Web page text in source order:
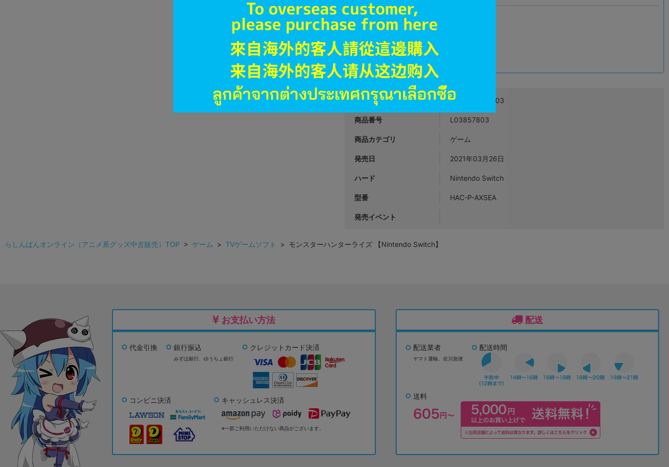
新入荷 状態 : A
大阪日本橋店
在庫あり 1,290円 税込
JANコード 4976219115803
商品番号 L03857803
商品カテゴリ ゲーム
発売日 2021年03月26日
ハード Nintendo Switch
型番 HAC-P-AXSEA
発売イベント
らしんばんオンライン（アニメ系グッズ中古販売）TOP > ゲーム > TVゲームソフト > モンスターハンターライズ 【Nintendo Switch】
お支払い方法
代金引換 銀行振込
みずほ銀行、 ゆうちょ銀行
クレジットカード決済
コンビニ決済 キャッシュレス決済
※一部ご利用いただけない商品がございます。
配送
配送業者
ヤマト運輸、佐川急便
配送時間
送料